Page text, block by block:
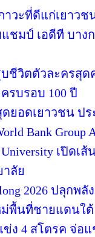
าวะที่ดีแก่เยาวช
ชมป์ เอดีที บาง
ชีวิตตัวละครสุด
รบรอบ 100 ปี
ยอดเยาวชน ป
Bank Group
University เปิด
ลัย
2026 ปลุก
พื้นที่ชายแดนใต้
ข่ง 4 สโตรค จ่